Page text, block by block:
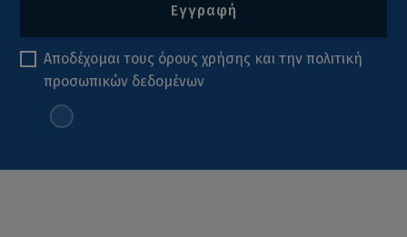
Εγγραφή
Αποδέχομαι τους όρους χρήσης και τηνπολιτική
προσωπικών δεδομένων